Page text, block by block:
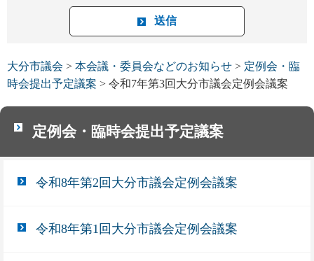
大分市議会 > 本会議・委員会などのお知らせ > 定例会・臨
時会提出予定議案 > 令和7年第3回大分市議会定例会議案
定例会・臨時会提出予定議案
令和8年第2回大分市議会定例会議案
令和8年第1回大分市議会定例会議案